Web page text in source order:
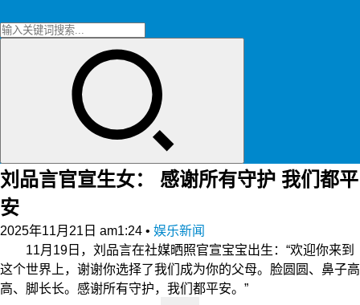
刘品言官宣生女： 感谢所有守护 我们都平
安
2025年11月21日 am1:24 • 娱乐新闻
11月19日，刘品言在社媒晒照官宣宝宝出生：“欢迎你来到
这个世界上，谢谢你选择了我们成为你的父母。脸圆圆、鼻子高
高、脚长长。感谢所有守护，我们都平安。”